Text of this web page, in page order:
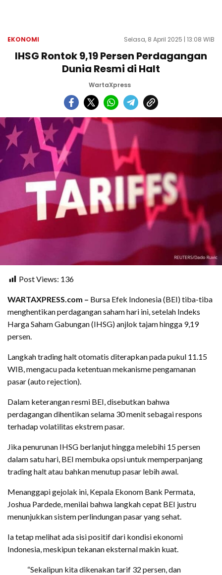
EKONOMI Selasa, 8 April 2025 | 13:08 WIB
IHSG Rontok 9,19 Persen Perdagangan
Dunia Resmi di Halt
WartaXpress
Post Views: 136
WARTAXPRESS.com – Bursa Efek Indonesia (BEI) tiba-tiba
menghentikan perdagangan saham hari ini, setelah Indeks
Harga Saham Gabungan (IHSG) anjlok tajam hingga 9,19
persen.
Langkah trading halt otomatis diterapkan pada pukul 11.15
WIB, mengacu pada ketentuan mekanisme pengamanan
pasar (auto rejection).
Dalam keterangan resmi BEI, disebutkan bahwa
perdagangan dihentikan selama 30 menit sebagai respons
terhadap volatilitas ekstrem pasar.
Jika penurunan IHSG berlanjut hingga melebihi 15 persen
dalam satu hari, BEI membuka opsi untuk memperpanjang
trading halt atau bahkan menutup pasar lebih awal.
Menanggapi gejolak ini, Kepala Ekonom Bank Permata,
Joshua Pardede, menilai bahwa langkah cepat BEI justru
menunjukkan sistem perlindungan pasar yang sehat.
Ia tetap melihat ada sisi positif dari kondisi ekonomi
Indonesia, meskipun tekanan eksternal makin kuat.
“Sekalipun kita dikenakan tarif 32 persen, dan